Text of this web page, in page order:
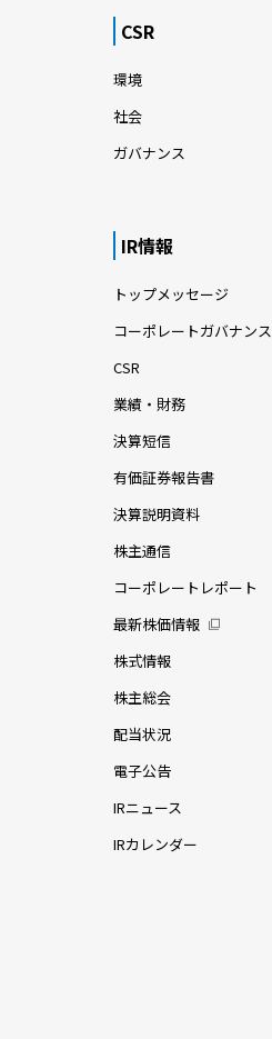
CSR
環境
社会
ガバナンス
IR情報
トップメッセージ
コーポレートガバナンス
CSR
業績・財務
決算短信
有価証券報告書
決算説明資料
株主通信
コーポレートレポート
最新株価情報
株式情報
株主総会
配当状況
電子公告
IRニュース
IRカレンダー